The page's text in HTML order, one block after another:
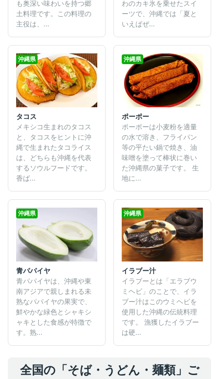
も奥深い味わいを持つ郷
土料理です。この料理の
主役は、...
わのカキ氷を乗せたスイ
ーツで、沖縄では「夏と
いえばぜ...
沖縄県
タコス
メキシコ生まれのタコス
と、タコスをヒントに沖
縄で生まれたタコライス
は、どちらも沖縄を代表
するソウルフードです。
香ば...
沖縄県
ポーポー
ポーポーは小麦粉を適量
の水で溶き、フライパン
等の平たい鍋で焼き、油
味噌を塗って棒状に巻い
た沖縄県の菓子です。 生
地に...
沖縄県
青パパイヤ
青パパイヤは、沖縄や東
南アジアで親しまれる未
熟なパパイヤの果実で、
鮮やかな緑色とシャキシ
ャキとした食感が特徴で
す。熟...
沖縄県
イラブー汁
イラブーとは「エラブウ
ミヘビ」のことで、イラ
ブー汁はこのウミヘビを
使用した沖縄の伝統料理
です。 漁獲したイラブー
は硬...
全国の「そば・うどん・麺類」ご